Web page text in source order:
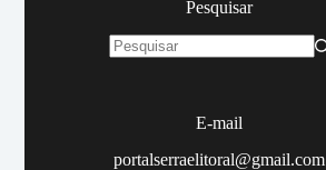
Pesquisar
E-mail
portalserraelitoral@gmail.com